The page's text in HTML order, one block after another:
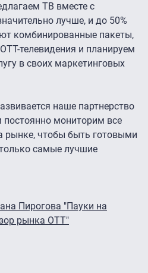
ТВ вместе с
лучше, и до 50%
комбинированные пакеты,
телевидения и планируем
в своих маркетинговых
наше партнерство
постоянно мониторим все
рынке, чтобы быть готовыми
самые лучшие
Пирогова "Пауки на
рынка ОТТ"